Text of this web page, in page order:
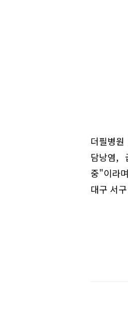
더필병
담낭염,
중"이라
대구 서